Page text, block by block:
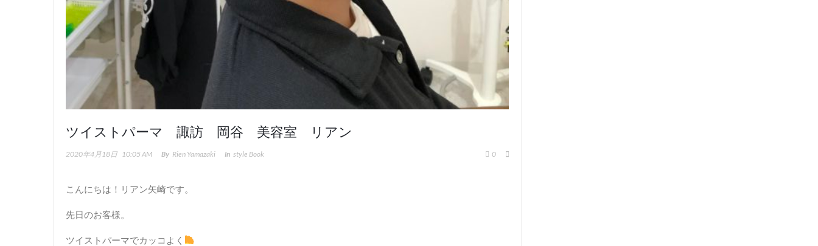
ツイストパーマ 諏訪 岡谷 美容室 リアン
2020年4月18日 10:05 AM By Rien Yamazaki In Style Book 0
こんにちは！リアン矢崎です。
先日のお客様。
ツイストパーマでカッコよく